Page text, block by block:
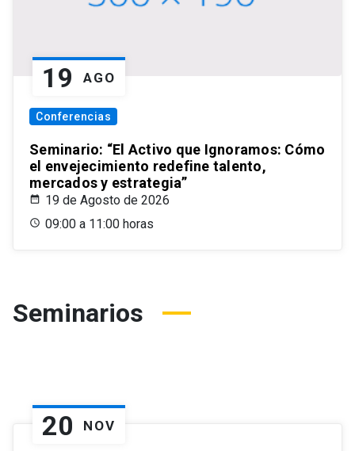
19 AGO
Conferencias
Seminario: “El Activo que Ignoramos: Cómo
el envejecimiento redefine talento,
mercados y estrategia”
19 de Agosto de 2026
09:00 a 11:00 horas
Seminarios
20 NOV